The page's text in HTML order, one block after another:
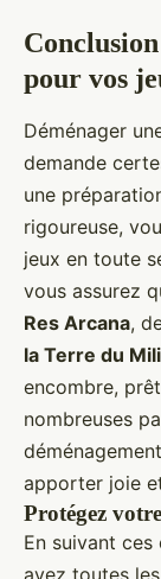
pour vos
Déménager
demande
une
rigoureuse,
jeux en toute
vous assurez
Res Arcana,
la Terre du
encombre,
nombreuses
apporter joie
Protégez
En suivant
avez toutes